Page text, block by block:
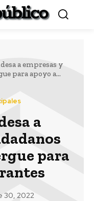
a empresas y
para apoyo a...
a
para
30, 2022